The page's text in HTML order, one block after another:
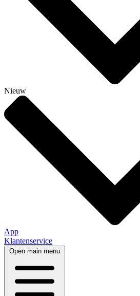
Nieuw
App
Klantenservice
Open main menu